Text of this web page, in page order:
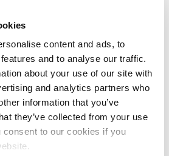
content and ads, to
and to analyse our traffic.
about your use of our site with
and analytics partners who
information that you’ve
they’ve collected from your use
to our cookies if you
la gestión de
la evaluación de vulnerabilidades,
puede llevarse a cabo
al menos en parte.